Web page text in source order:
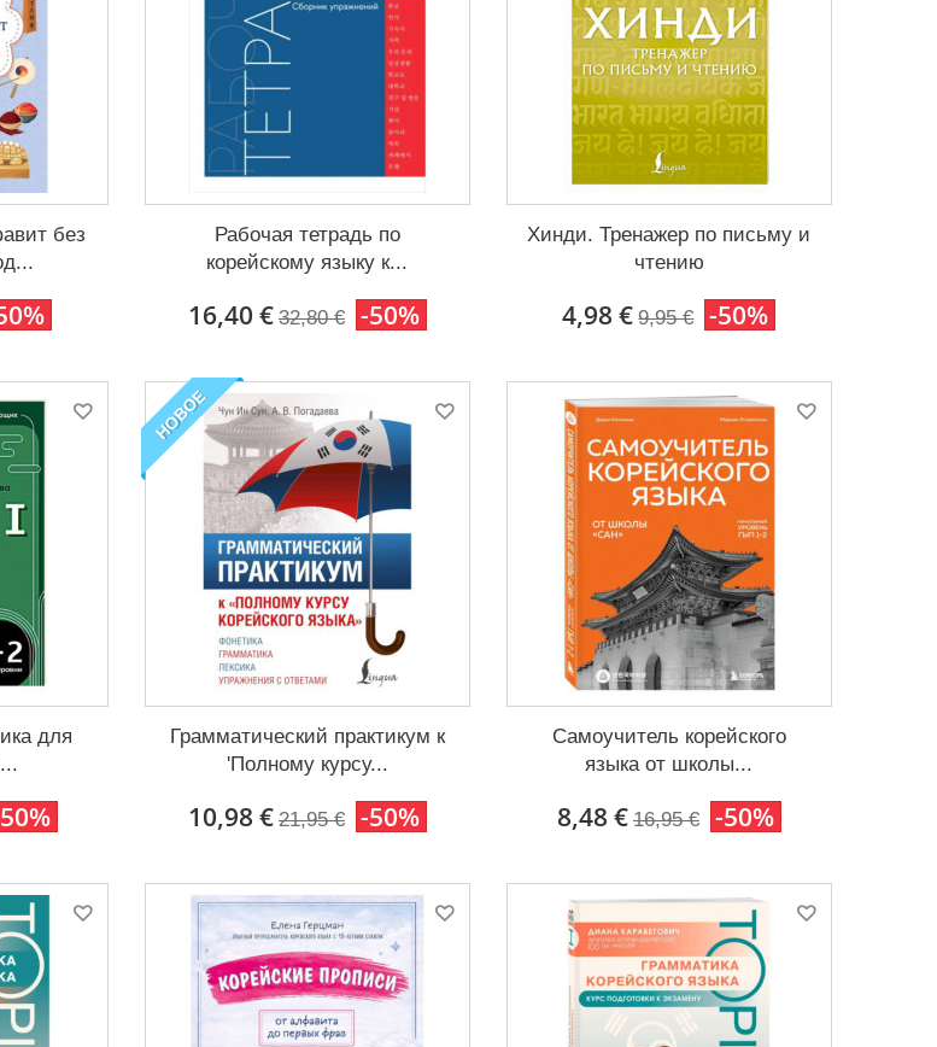
без
Рабочая тетрадь по
корейскому языку к...
16,40 € 32,80 € -50%
Хинди. Тренажер по письму и
чтению
4,98 € 9,95 € -50%
для
НОВОЕ
Грамматический практикум к
'Полному курсу...
10,98 € 21,95 € -50%
Самоучитель корейского
языка от школы...
8,48 € 16,95 € -50%